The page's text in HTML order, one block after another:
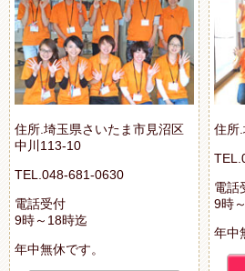
住所.埼玉県さいたま市見沼区
中川113-10
TEL.048-681-0630
電話受付
9時～18時迄
年中無休です。
住所
電話
9時
年中